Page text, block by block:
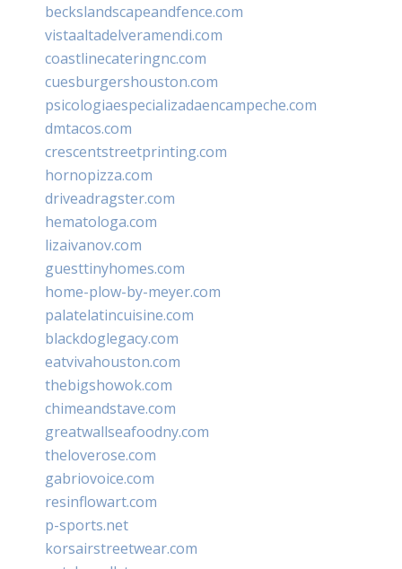
beckslandscapeandfence.com
vistaaltadelveramendi.com
coastlinecateringnc.com
cuesburgershouston.com
psicologiaespecializadaencampeche.com
dmtacos.com
crescentstreetprinting.com
hornopizza.com
driveadragster.com
hematologa.com
lizaivanov.com
guesttinyhomes.com
home-plow-by-meyer.com
palatelatincuisine.com
blackdoglegacy.com
eatvivahouston.com
thebigshowok.com
chimeandstave.com
greatwallseafoodny.com
theloverose.com
gabriovoice.com
resinflowart.com
p-sports.net
korsairstreetwear.com